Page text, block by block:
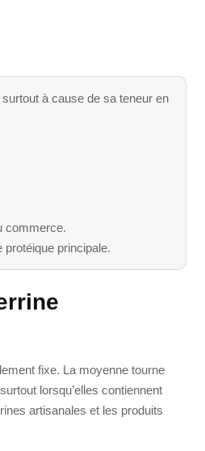
à cause de sa teneur en
commerce.
principale.
fixe. La moyenne tourne
lorsqu’elles contiennent
artisanales et les produits